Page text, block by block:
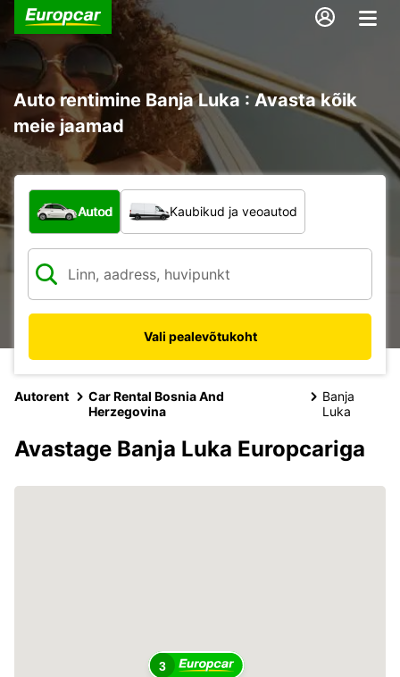
Auto rentimine Banja Luka : Avasta kõik
meie jaamad
Mis tüüpi sõiduk?
Autod Kaubikud ja veoautod
Vali pealevõtukoht
Autorent
Car Rental Bosnia And
Herzegovina
Banja
Luka
Avastage Banja Luka Europcariga
3